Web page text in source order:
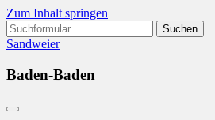
Zum Inhalt springen
Suchen
nach:
Sandweier
Baden-Baden